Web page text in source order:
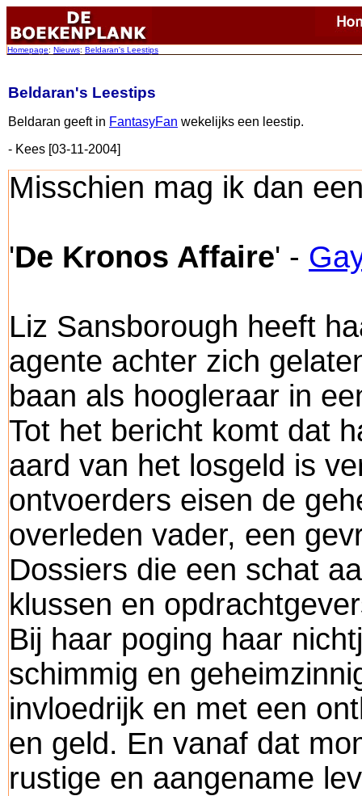
Homepage: Nieuws: Beldaran's Leestips
Beldaran's Leestips
Beldaran geeft in FantasyFan wekelijks een leestip.
- Kees [03-11-2004]
Misschien mag ik dan
'De Kronos Affaire' -
Liz Sansborough heeft
agente achter zich
baan als hoogleraar in
Tot het bericht komt dat
aard van het losgeld is
ontvoerders eisen de
overleden vader, een
Dossiers die een schat
klussen en
Bij haar poging haar
schimmig en
invloedrijk en met een
en geld. En vanaf dat
rustige en aangename